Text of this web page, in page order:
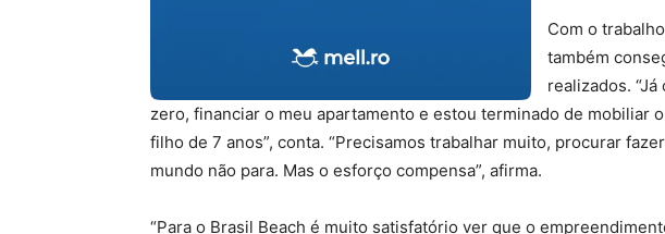
Com o
também
realizados.
zero, financiar o meu apartamento e estou terminado de mobiliar
filho de 7 anos”, conta. “Precisamos trabalhar muito, procurar
mundo não para. Mas o esforço compensa”, afirma.
“Para o Brasil Beach é muito satisfatório ver que o